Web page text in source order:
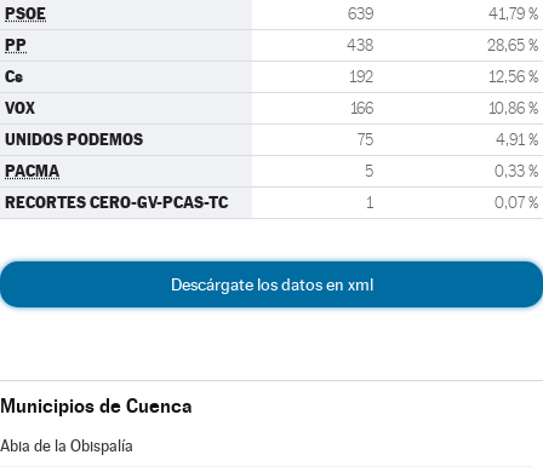
PSOE 639 41,79 %
PP 438 28,65 %
Cs 192 12,56 %
VOX 166 10,86 %
UNIDOS PODEMOS 75 4,91 %
PACMA 5 0,33 %
RECORTES CERO-GV-PCAS-TC 1 0,07 %
Descárgate los datos en xml
Municipios de Cuenca
Abia de la Obispalía